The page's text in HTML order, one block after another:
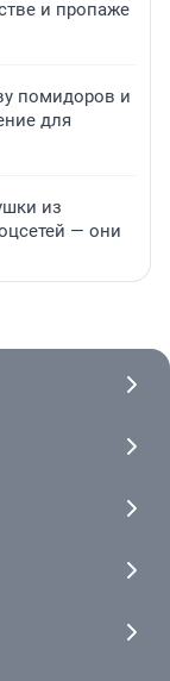
и пропаже
помидоров и
для
из
— они